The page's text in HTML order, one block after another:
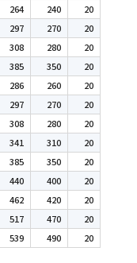
264 240
20
297 270
20
308 280
20
385 350
20
286 260
20
297 270
20
308 280
20
341 310
20
385 350
20
440 400
20
462 420
20
517 470
20
539 490 20